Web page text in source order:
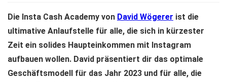
Die Insta Cash Academy von David Wögerer ist die
ultimative Anlaufstelle für alle, die sich in kürzester
Zeit ein solides Haupteinkommen mit Instagram
aufbauen wollen. David präsentiert dir das optimale
Geschäftsmodell für das Jahr 2023 und für alle, die